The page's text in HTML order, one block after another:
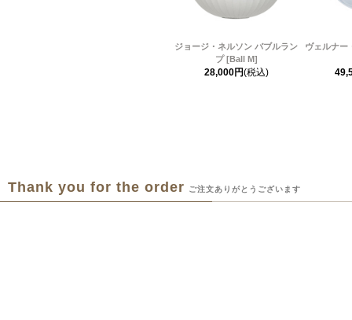
ジョージ・ネルソン バブルラン
プ [Ball M]
28,000円(税込)
ヴェルナー
Thank you for the order ご注文ありがとうございます